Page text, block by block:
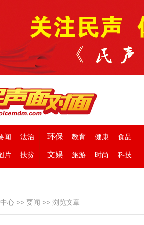
闻 法治
片 扶贫
环保 教育 健康 食品
文娱 旅游 时尚 科技
心 >> 要闻 >> 浏览文章